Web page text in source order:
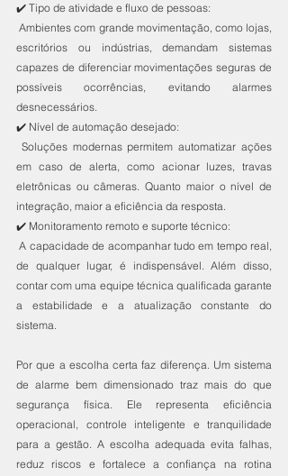
✔️ Tipo de atividade e fluxo de pessoas:
Ambientes com grande movimentação, como lojas,
escritórios ou indústrias, demandam sistemas
capazes de diferenciar movimentações seguras de
possíveis ocorrências, evitando alarmes
desnecessários.
✔️ Nível de automação desejado:
em caso de alerta, como acionar luzes, travas
eletrônicas ou câmeras. Quanto maior o nível de
integração, maior a eficiência da resposta.
✔️ Monitoramento remoto e suporte técnico:
A capacidade de acompanhar tudo em tempo real,
de qualquer lugar, é indispensável. Além disso,
contar com uma equipe técnica qualificada garante
a estabilidade e a atualização constante do
sistema.
Por que a escolha certa faz diferença. Um sistema
de alarme bem dimensionado traz mais do que
segurança física. Ele representa eficiência
operacional, controle inteligente e tranquilidade
para a gestão. A escolha adequada evita falhas,
reduz riscos e fortalece a confiança na rotina